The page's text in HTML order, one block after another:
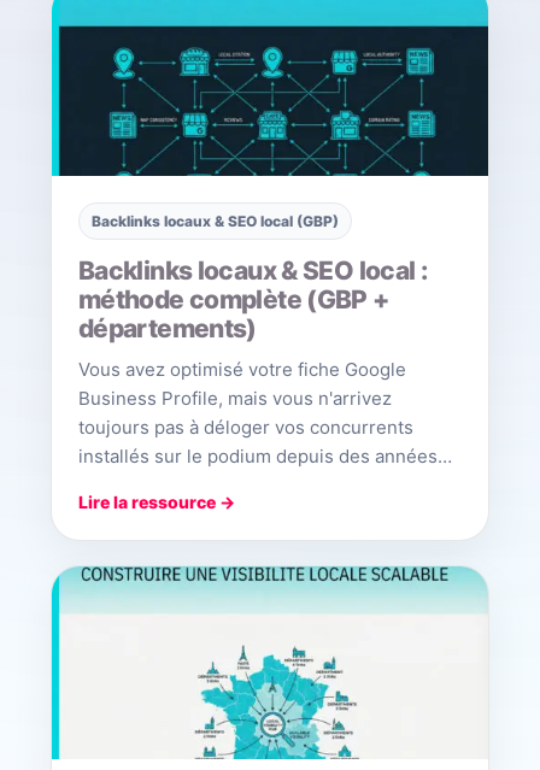
Backlinks locaux & SEO local (GBP)
Backlinks locaux & SEO local :
méthode complète (GBP +
départements)
Vous avez optimisé votre fiche Google
Business Profile, mais vous n'arrivez
toujours pas à déloger vos concurrents
installés sur le podium depuis des années…
Lire la ressource →